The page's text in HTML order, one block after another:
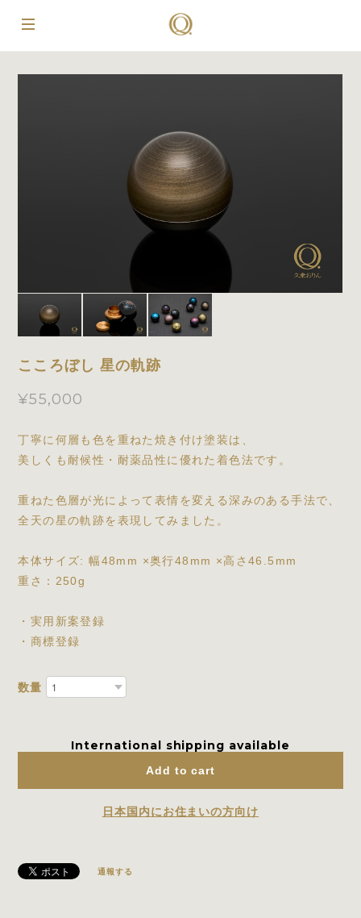
こころぼし 星の軌跡
¥55,000
丁寧に何層も色を重ねた焼き付け塗装は、
美しくも耐候性・耐薬品性に優れた着色法です。
重ねた色層が光によって表情を変える深みのある手法で、
全天の星の軌跡を表現してみました。
本体サイズ: 幅48mm ×奥行48mm ×高さ46.5mm
重さ：250g
・実用新案登録
・商標登録
数量
International shipping available
Add to cart
日本国内にお住まいの方向け
通報する